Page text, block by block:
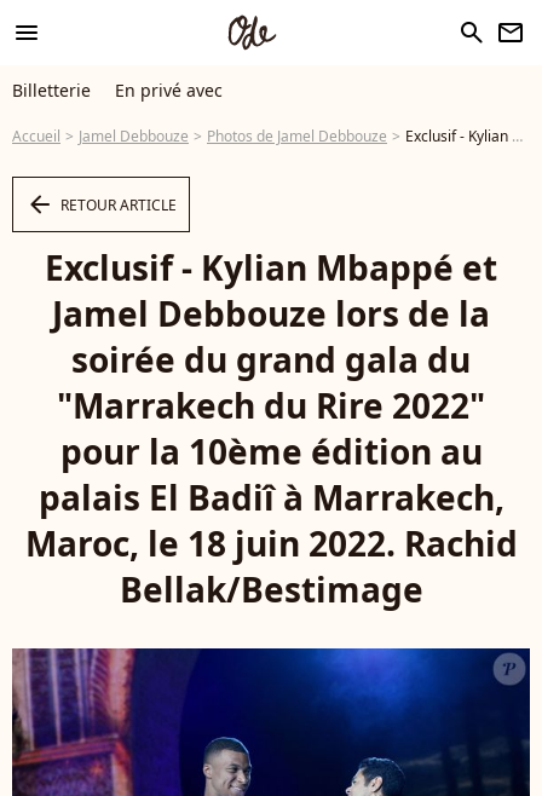
menu search newsletter
Billetterie En privé avec
Accueil Jamel Debbouze Photos de Jamel Debbouze Exclusif - Kylian Mbappé et Jamel Debbouze lors de la soirée du grand gala du "Marrakech du Rire 2022" pour la 10ème édition au palais El Badiî à Marrakech, Maroc, le 18 juin 2022. Rachid Bellak/Bestimage - Photo
arrow_left RETOUR ARTICLE
Exclusif - Kylian Mbappé et
Jamel Debbouze lors de la
soirée du grand gala du
"Marrakech du Rire 2022"
pour la 10ème édition au
palais El Badiî à Marrakech,
Maroc, le 18 juin 2022. Rachid
Bellak/Bestimage